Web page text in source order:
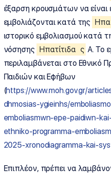
έξαρση κρουσμάτων να είναι
εμβολιάζονται κατά της
ιστορικό εμβολιασμού κατά
νόσησης Ηπατίτιδα ς Α. Το
περιλαμβάνεται στο Εθνικό
Παιδιών και Εφήβων
(https://www.moh.gov.gr/
dhmosias-ygieinhs/
emboliasmwn-epe-paidiwn-
ethniko-programma-
2025-xronodiagramma-kai-
Επιπλέον, πρέπει να